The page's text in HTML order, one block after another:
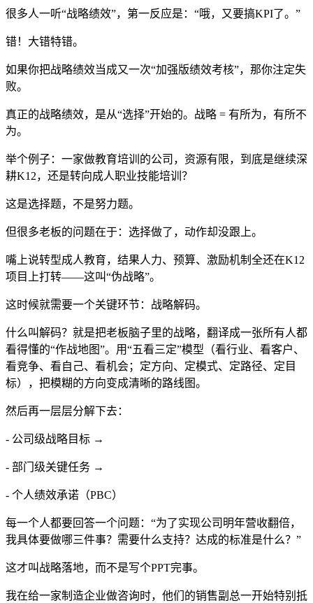
很多人一听“战略绩效”，第一反应是：“哦，又要搞KPI了。”
错！大错特错。
如果你把战略绩效当成又一次“加强版绩效考核”，那你注定失
败。
真正的战略绩效，是从“选择”开始的。战略 = 有所为，有所不
为。
举个例子：一家做教育培训的公司，资源有限，到底是继续深
耕K12，还是转向成人职业技能培训？
这是选择题，不是努力题。
但很多老板的问题在于：选择做了，动作却没跟上。
嘴上说转型成人教育，结果人力、预算、激励机制全还在K12
项目上打转——这叫“伪战略”。
这时候就需要一个关键环节：战略解码。
什么叫解码？就是把老板脑子里的战略，翻译成一张所有人都
看得懂的“作战地图”。用“五看三定”模型（看行业、看客户、
看竞争、看自己、看机会；定方向、定模式、定路径、定目
标），把模糊的方向变成清晰的路线图。
然后再一层层分解下去：
- 公司级战略目标 →
- 部门级关键任务 →
- 个人绩效承诺（PBC）
每一个人都要回答一个问题：“为了实现公司明年营收翻倍，
我具体要做哪三件事？需要什么支持？达成的标准是什么？”
这才叫战略落地，而不是写个PPT完事。
我在给一家制造企业做咨询时，他们的销售副总一开始特别抵